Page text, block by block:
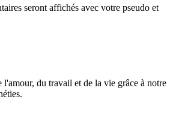
seront affichés avec votre pseudo et
l'amour, du travail et de la vie grâce à notre